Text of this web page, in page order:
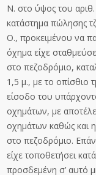
Ν. στο ύψος του
κατάστημα πώλησης
Ο., προκειμένου να
όχημα είχε
στο πεζοδρόμιο,
1,5 μ., με το οπίσθιο
είσοδο του
οχημάτων, με
οχημάτων καθώς και
στο πεζοδρόμιο.
είχε τοποθετήσει
προσδεμένη σ’ αυτό